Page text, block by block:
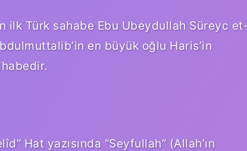
ilk Türk sahabe Ebu Ubeydullah Süreyc
en büyük oğlu Haris’in
Hat yazısında “Seyfullah” (Allah’ın